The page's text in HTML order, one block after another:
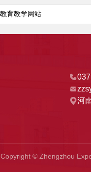
河
Copyright © Zhengzhou